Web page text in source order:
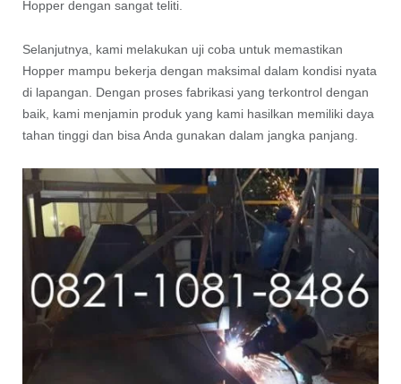
Hopper dengan sangat teliti.
Selanjutnya, kami melakukan uji coba untuk memastikan
Hopper mampu bekerja dengan maksimal dalam kondisi nyata
di lapangan. Dengan proses fabrikasi yang terkontrol dengan
baik, kami menjamin produk yang kami hasilkan memiliki daya
tahan tinggi dan bisa Anda gunakan dalam jangka panjang.